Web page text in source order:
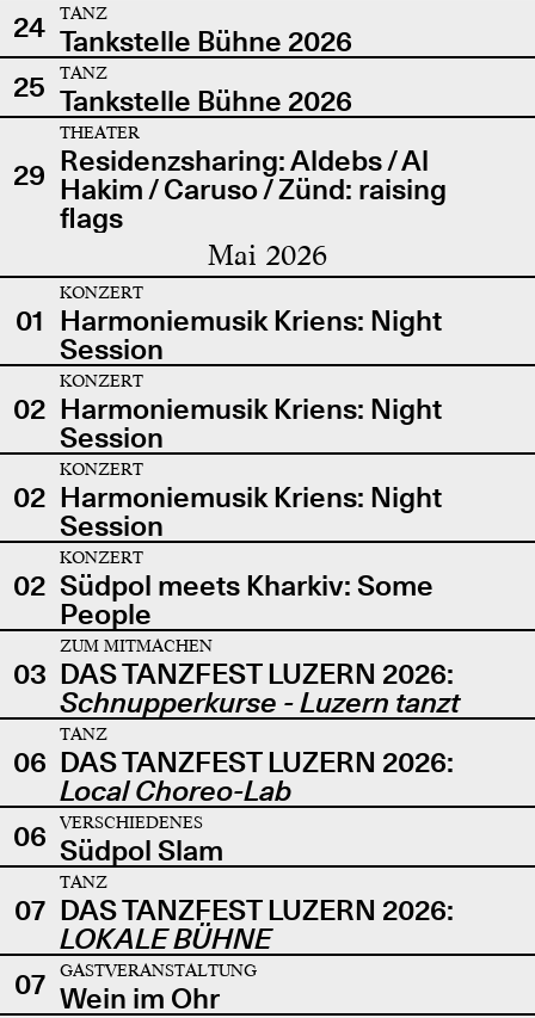
24
TANZ
Tankstelle Bühne 2026
25
TANZ
Tankstelle Bühne 2026
29
THEATER
Residenzsharing: Aldebs / Al
Hakim / Caruso / Zünd: raising
flags
Mai 2026
01
KONZERT
Harmoniemusik Kriens: Night
Session
02
KONZERT
Harmoniemusik Kriens: Night
Session
02
KONZERT
Harmoniemusik Kriens: Night
Session
02
KONZERT
Südpol meets Kharkiv: Some
People
03
ZUM MITMACHEN
DAS TANZFEST LUZERN 2026:
Schnupperkurse - Luzern tanzt
06
TANZ
DAS TANZFEST LUZERN 2026:
Local Choreo-Lab
06
VERSCHIEDENES
Südpol Slam
07
TANZ
DAS TANZFEST LUZERN 2026:
LOKALE BÜHNE
07
GASTVERANSTALTUNG
Wein im Ohr